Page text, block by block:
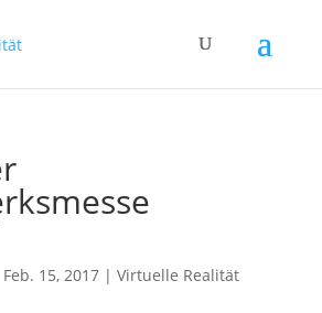
Feb. 15, 2017| Virtuelle Realität